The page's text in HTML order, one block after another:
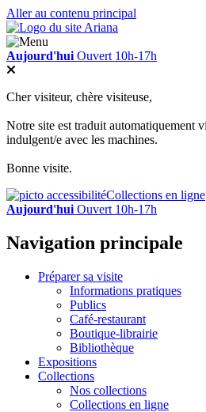
Aller au contenu principal
Aujourd'hui Ouvert 10h-17h
Cher visiteur, chère visiteuse,
Notre site est traduit automatiquement
indulgent/e avec les machines.
Bonne visite.
Collections en ligne
Aujourd'hui Ouvert 10h-17h
Navigation principale
Préparer sa visite
Informations pratiques
Publics
Café-restaurant
Boutique-librairie
Bibliothèque
Expositions
Collections
Nos collections
Collections en ligne